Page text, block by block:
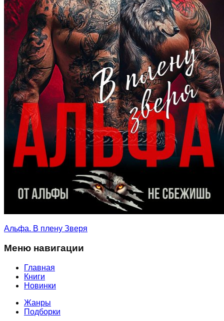
Альфа. В плену Зверя
Меню навигации
Главная
Книги
Новинки
Жанры
Подборки